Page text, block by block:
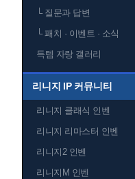
└질문과 답변
└패치 · 이벤트 · 소식
득템 자랑 갤러리
리니지 IP 커뮤니티
리니지 클래식 인벤
리니지 리마스터 인벤
리니지2 인벤
리니지M 인벤